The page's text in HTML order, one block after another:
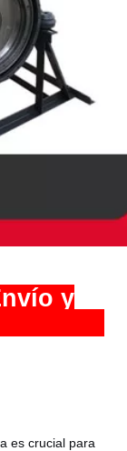
y
es crucial para